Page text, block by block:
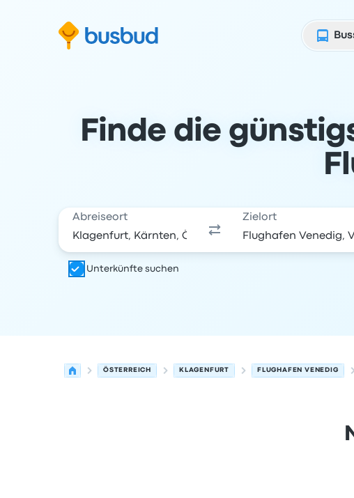
Finde die
Abreiseort Zielort
Unterkünfte suchen
ÖSTERREICH KLAGENFURT FLUGHAFEN VENEDIG